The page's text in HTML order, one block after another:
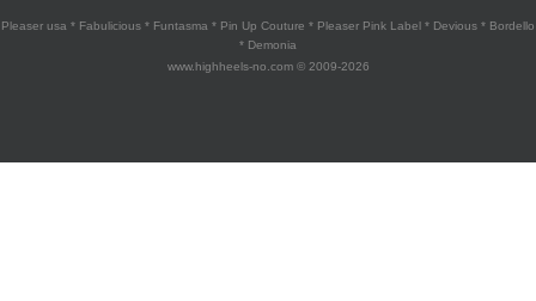
Pleaser usa * Fabulicious * Funtasma * Pin Up Couture * Pleaser Pink Label * Devious * Bordello
* Demonia
www.highheels-no.com © 2009-2026